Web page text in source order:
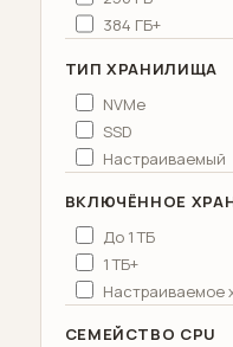
384 ГБ+
ТИП ХРАНИЛИЩА
NVMe
SSD
Настраиваемый
ВКЛЮЧЁННОЕ
До 1 ТБ
1 ТБ+
Настраиваемое
СЕМЕЙСТВО CPU